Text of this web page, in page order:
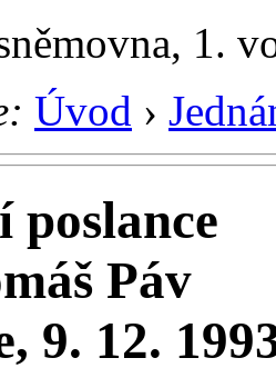
1.
Úvod ›
poslance
Páv
9. 12.